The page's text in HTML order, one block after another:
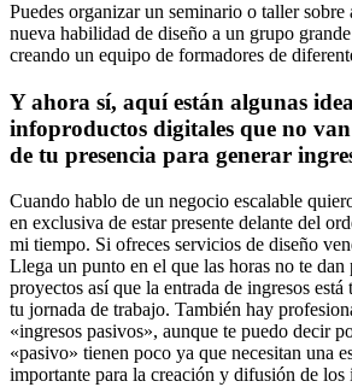
Puedes organizar un seminario o taller
nueva habilidad de diseño a un grupo
creando un equipo de formadores de
Y ahora sí, aquí están algunas
infoproductos digitales que no
de tu presencia para generar
Cuando hablo de un negocio escalable
en exclusiva de estar presente delante del
mi tiempo. Si ofreces servicios de diseño
Llega un punto en el que las horas no te dan
proyectos así que la entrada de ingresos
tu jornada de trabajo. También hay
«ingresos pasivos», aunque te puedo decir
«pasivo» tienen poco ya que necesitan una
importante para la creación y difusión de los